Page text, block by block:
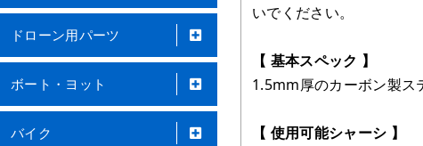
ドローン用パーツ
ボート・ヨット
バイク
いでください。
【 基本スペック 】
1.5mm厚のカーボン製ス
【 使用可能シャーシ 】